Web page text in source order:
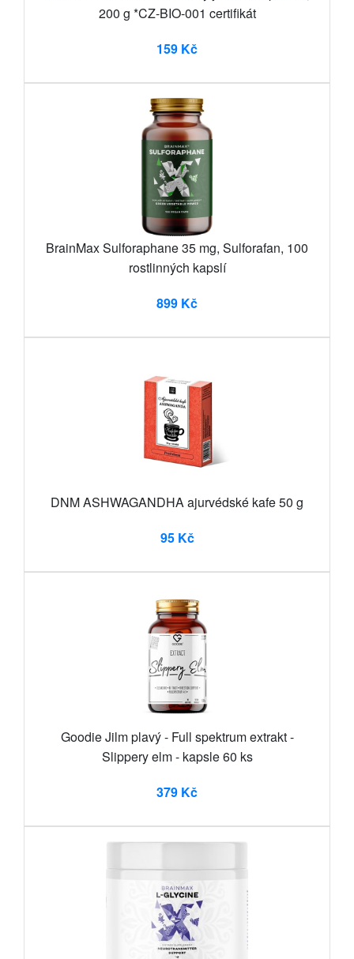
200 g *CZ-BIO-001 certifikát
159 Kč
BrainMax Sulforaphane 35 mg, Sulforafan, 100
rostlinných kapslí
899 Kč
DNM ASHWAGANDHA ajurvédské kafe 50 g
95 Kč
Goodie Jilm plavý - Full spektrum extrakt -
Slippery elm - kapsle 60 ks
379 Kč